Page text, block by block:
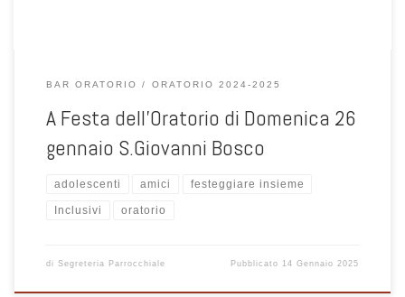
BAR ORATORIO ORATORIO 2024-2025
A Festa dell’Oratorio di Domenica 26
gennaio S.Giovanni Bosco
adolescenti amici festeggiare insieme
Inclusivi oratorio
di Segreteria Parrocchiale Pubblicato 14 Gennaio 2025